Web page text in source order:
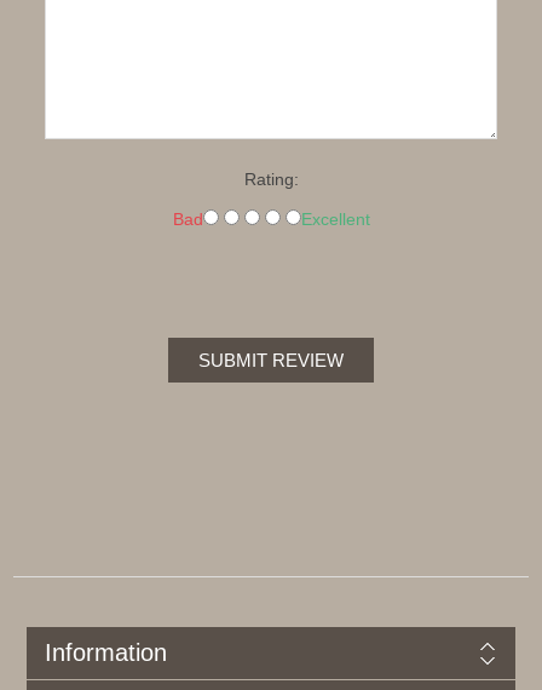
Rating:
Bad Excellent
SUBMIT REVIEW
Information